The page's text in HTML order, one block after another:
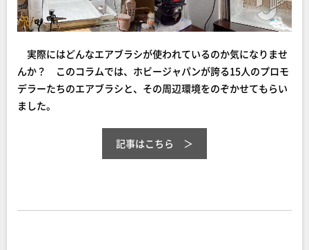
実際にはどんなエアブラシが使われているのか気になりませ
んか？ このコラムでは、ホビージャパンが誇る15人のプロモ
デラーたちのエアブラシと、その周辺環境をのぞかせてもらい
ました。
記事はこちら